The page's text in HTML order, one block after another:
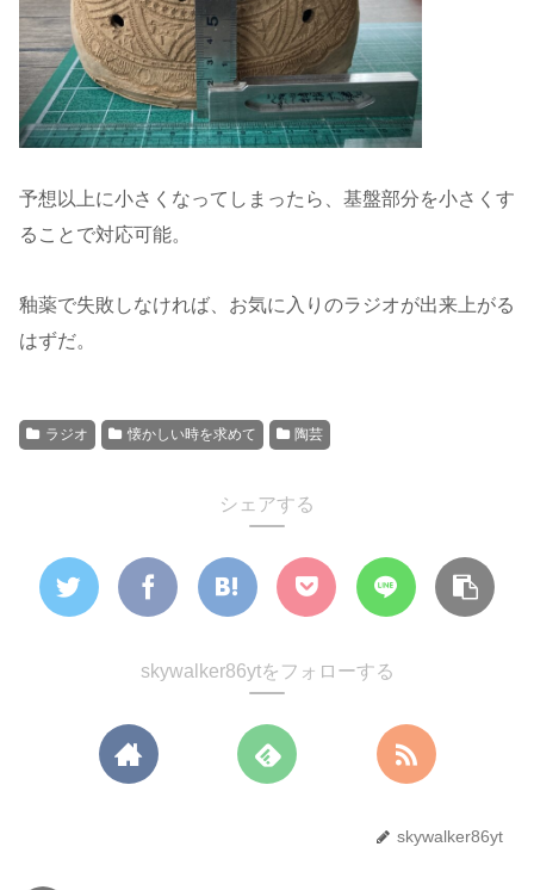
予想以上に小さくなってしまったら、基盤部分を小さくす
ることで対応可能。
釉薬で失敗しなければ、お気に入りのラジオが出来上がる
はずだ。
ラジオ 懐かしい時を求めて 陶芸
シェアする
skywalker86ytをフォローする
skywalker86yt